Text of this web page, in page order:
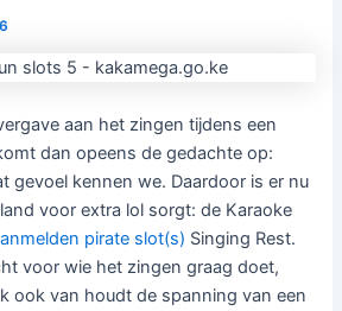
aan het zingen tijdens een
dan opeens de gedachte op:
gevoel kennen we. Daardoor is er nu
voor extra lol sorgt: de Karaoke
pirate slot(s) Singing Rest.
voor wie het zingen graag doet,
ook van houdt de spanning van een